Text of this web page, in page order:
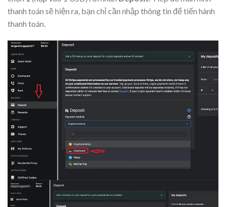
thanh toán sẽ hiện ra, bạn chỉ cần nhập thông tin để tiến hành
thanh toán.